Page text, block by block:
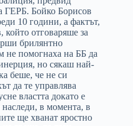
ГЕРБ. Бойко Борисов
10 години, а фактът,
който отговаряше за
брилянтно
не помогнаха на ББ да
но сякаш най-
беше, че не си
да те управлява
властта докато е
в момента, в
ще хванат яростно